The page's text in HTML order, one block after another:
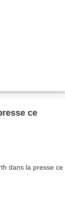
ce